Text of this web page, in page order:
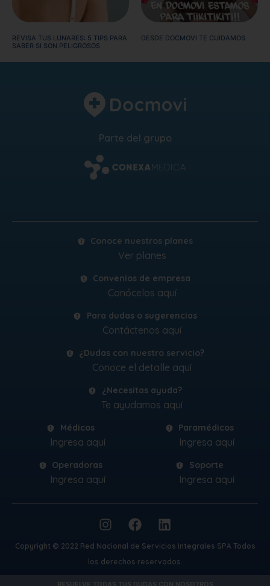
REVISA TUS LUNARES: 5 TIPS PARA
SABER SI SON PELIGROSOS
DESDE DOCMOVI TE CUIDAMOS
Parte del grupo
Conoce nuestros planes
Ver planes
Convenios de empresa
Conócelos aquí
Para dudas o sugerencias
Contáctenos aquí
¿Dudas con nuestro servicio?
Conoce el detalle aquí
¿Necesitas ayuda?
Te ayudamos aquí
Médicos
Ingresa aquí
Paramédicos
Ingresa aquí
Operadoras
Ingresa aquí
Soporte
Ingresa aquí
Copyright © 2022 Red Nacional de Servicios Integrales SPA Todos
los derechos reservados.
RESUELVE TODAS TUS DUDAS CON NOSOTROS